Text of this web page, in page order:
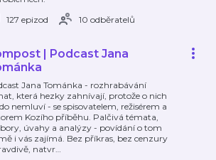
127 epizod
10 odběratelů
| Podcast Jana
Jana Tománka - rozhrabávání
která hezky zahnívají, protože o nich
nemluví - se spisovatelem, režisérem a
Kozího příběhu. Palčivá témata,
úvahy a analýzy - povídání o tom
i vás zajímá. Bez příkras, bez cenzury
natvr…